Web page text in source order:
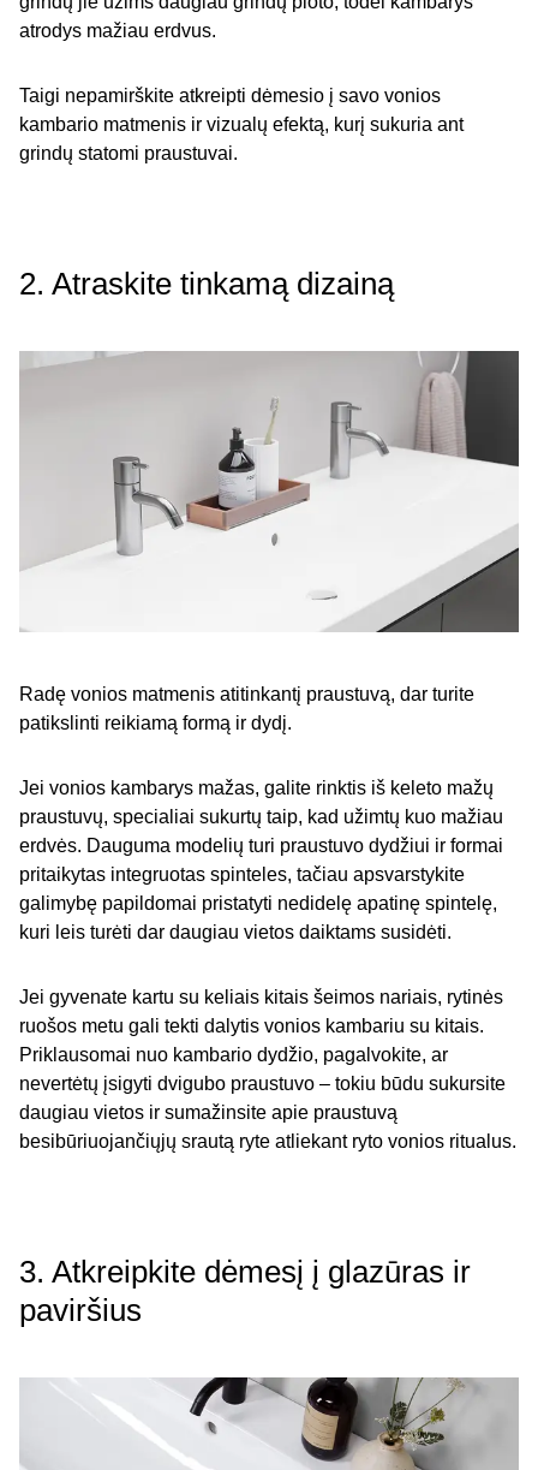
atrodys mažiau erdvus.
Taigi nepamirškite atkreipti dėmesio į savo vonios
kambario matmenis ir vizualų efektą, kurį sukuria ant
grindų statomi praustuvai.
2. Atraskite tinkamą dizainą
Radę vonios matmenis atitinkantį praustuvą, dar turite
patikslinti reikiamą formą ir dydį.
Jei vonios kambarys mažas, galite rinktis iš keleto mažų
praustuvų, specialiai sukurtų taip, kad užimtų kuo mažiau
erdvės. Dauguma modelių turi praustuvo dydžiui ir formai
pritaikytas integruotas spinteles, tačiau apsvarstykite
galimybę papildomai pristatyti nedidelę apatinę spintelę,
kuri leis turėti dar daugiau vietos daiktams susidėti.
Jei gyvenate kartu su keliais kitais šeimos nariais, rytinės
ruošos metu gali tekti dalytis vonios kambariu su kitais.
Priklausomai nuo kambario dydžio, pagalvokite, ar
nevertėtų įsigyti dvigubo praustuvo – tokiu būdu sukursite
daugiau vietos ir sumažinsite apie praustuvą
besibūriuojančiųjų srautą ryte atliekant ryto vonios ritualus.
3. Atkreipkite dėmesį į glazūras ir
paviršius